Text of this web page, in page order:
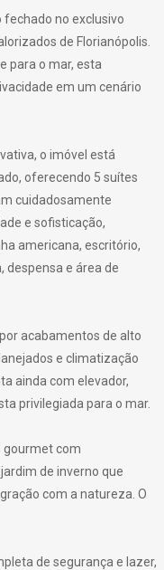
no exclusivo
de Florianópolis.
para o mar, esta
em um cenário
o imóvel está
oferecendo 5 suítes
cuidadosamente
e sofisticação,
americana, escritório,
despensa e área de
acabamentos de alto
e climatização
ainda com elevador,
privilegiada para o mar.
gourmet com
de inverno que
com a natureza. O
de segurança e lazer,